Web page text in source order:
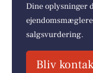
Dine oplysninger
salgsvurdering.
Bliv